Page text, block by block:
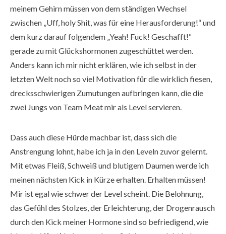
meinem Gehirn müssen von dem ständigen Wechsel
zwischen „Uff, holy Shit, was für eine Herausforderung!“ und
dem kurz darauf folgendem „Yeah! Fuck! Geschafft!“
gerade zu mit Glückshormonen zugeschüttet werden.
Anders kann ich mir nicht erklären, wie ich selbst in der
letzten Welt noch so viel Motivation für die wirklich fiesen,
drecksschwierigen Zumutungen aufbringen kann, die die
zwei Jungs von Team Meat mir als Level servieren.
Dass auch diese Hürde machbar ist, dass sich die
Anstrengung lohnt, habe ich ja in den Leveln zuvor gelernt.
Mit etwas Fleiß, Schweiß und blutigem Daumen werde ich
meinen nächsten Kick in Kürze erhalten. Erhalten müssen!
Mir ist egal wie schwer der Level scheint. Die Belohnung,
das Gefühl des Stolzes, der Erleichterung, der Drogenrausch
durch den Kick meiner Hormone sind so befriedigend, wie